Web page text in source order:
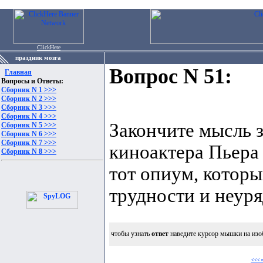
ClickHere
праздник мозга
Главная
Вопросы и Ответы:
Сборник N 1 >>>
Сборник N 2 >>>
Сборник N 3 >>>
Сборник N 4 >>>
Сборник N 5 >>>
Сборник N 6 >>>
Сборник N 7 >>>
Сборник N 8 >>>
Вопрос N 51:
Закончите мысль
киноактера
тот опиум,
трудности и
чтобы узнать ответ наведите курсор мышки на
<<<